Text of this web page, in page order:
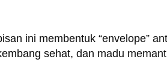
ini membentuk “envelope”
sehat, dan madu